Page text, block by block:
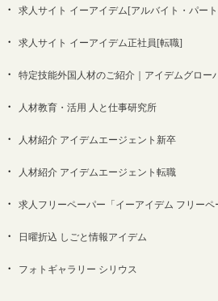
求人サイト イーアイデム[アルバイト・パー
求人サイト イーアイデム正社員[転職]
特定技能外国人材のご紹介｜アイデムグロー
人材教育・活用 人と仕事研究所
人材紹介 アイデムエージェント新卒
人材紹介 アイデムエージェント転職
求人フリーペーパー「イーアイデム フリーペ
日曜折込 しごと情報アイデム
フォトギャラリー シリウス